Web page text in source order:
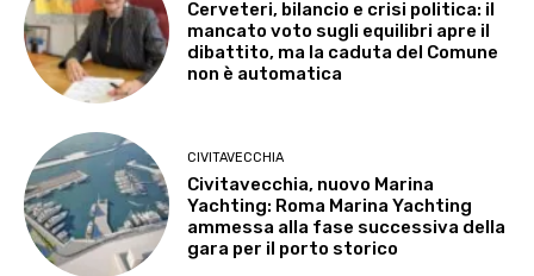
Cerveteri, bilancio e crisi politica: il
mancato voto sugli equilibri apre il
dibattito, ma la caduta del Comune
non è automatica
CIVITAVECCHIA
Civitavecchia, nuovo Marina
Yachting: Roma Marina Yachting
ammessa alla fase successiva della
gara per il porto storico